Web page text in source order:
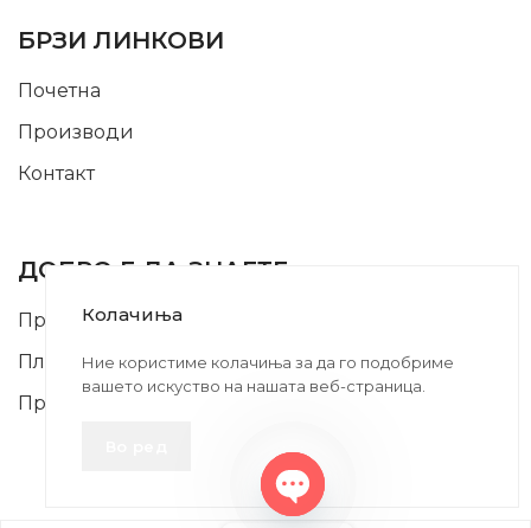
БРЗИ ЛИНКОВИ
Почетна
Производи
Контакт
ДОБРО Е ДА ЗНАЕТЕ
Правила и Услови
Плаќање и Поврат на Средства
Профил
Колачиња
Ние користиме колачиња за да го подобриме
вашето искуство на нашата веб-страница.